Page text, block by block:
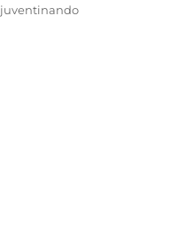
Categorie
juventinando